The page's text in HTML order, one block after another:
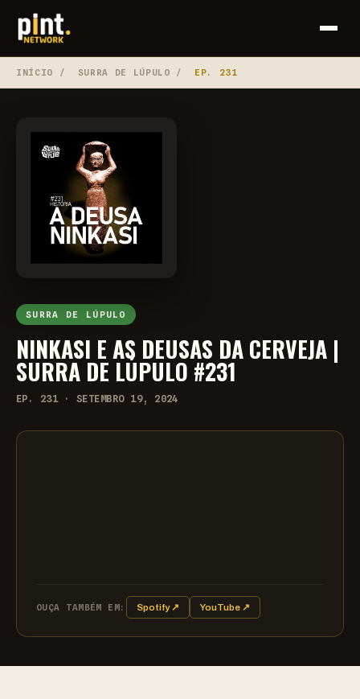
INÍCIO / SURRA DE LÚPULO / EP. 231
SURRA DE LÚPULO
NINKASI E AS DEUSAS DA CERVEJA |
SURRA DE LÚPULO #231
EP. 231 · SETEMBRO 19, 2024
OUÇA TAMBÉM EM: Spotify ↗ YouTube ↗